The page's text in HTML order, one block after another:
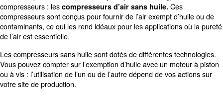
L’air comprimé est indispensable dans la fabrication
pour plusieurs raisons :
Sécurité des produits
éviter toute contamination du produit final.
Conformité réglementaire: respect des normes strictes
organismes de réglementation.